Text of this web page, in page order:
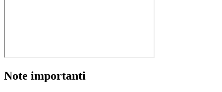
Note importanti